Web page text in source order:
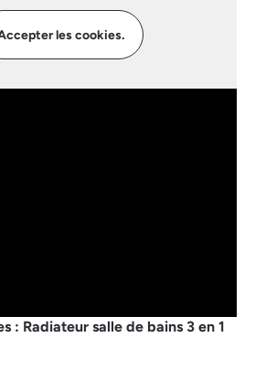
les cookies.
: Radiateur salle de bains 3 en 1